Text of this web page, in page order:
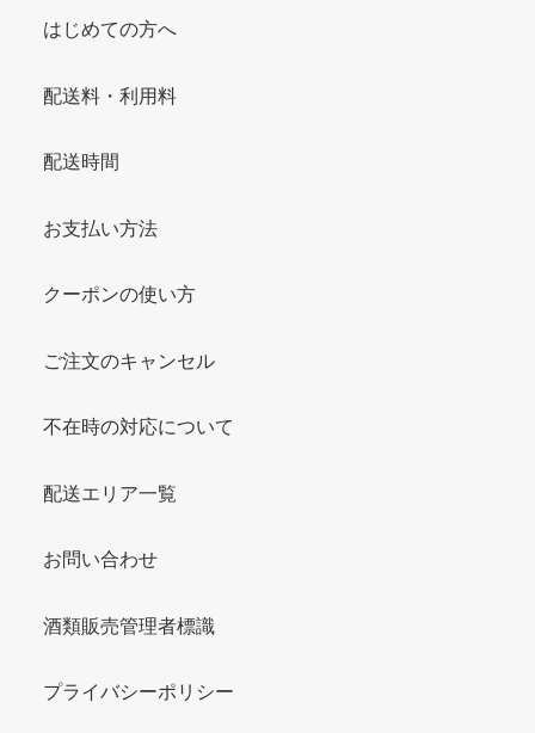
はじめての方へ
配送料・利用料
配送時間
お支払い方法
クーポンの使い方
ご注文のキャンセル
不在時の対応について
配送エリア一覧
お問い合わせ
酒類販売管理者標識
プライバシーポリシー